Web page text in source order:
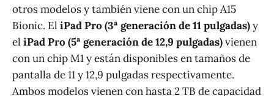
otros modelos y también viene con un chip A15
Bionic. El iPad Pro (3ª generación de 11 pulgadas)y
el iPad Pro (5ª generación de 12,9 pulgadas)vienen
con un chip M1 y están disponibles en tamaños de
pantalla de 11 y 12,9 pulgadas respectivamente.
Ambos modelos vienen con hasta 2 TB de capacidad